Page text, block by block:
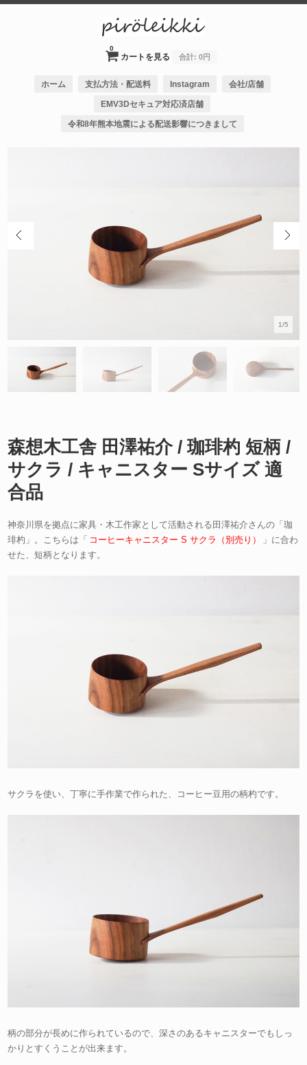
カートを見る
0
合計: 0円
ホーム 支払方法・配送料 Instagram 会社/店舗
EMV3Dセキュア対応済店舗
令和8年熊本地震による配送影響につきまして
1/5
森想木工舎 田澤祐介 / 珈琲杓 短柄 /
サクラ / キャニスター Sサイズ 適
合品
神奈川県を拠点に家具・木工作家として活動される田澤祐介さんの「珈
琲杓」。こちらは「 コーヒーキャニスター S サクラ（別売り）
」に合わ
せた、短柄となります。
サクラを使い、丁寧に手作業で作られた、コーヒー豆用の柄杓です。
柄の部分が長めに作られているので、深さのあるキャニスターでもしっ
かりとすくうことが出来ます。